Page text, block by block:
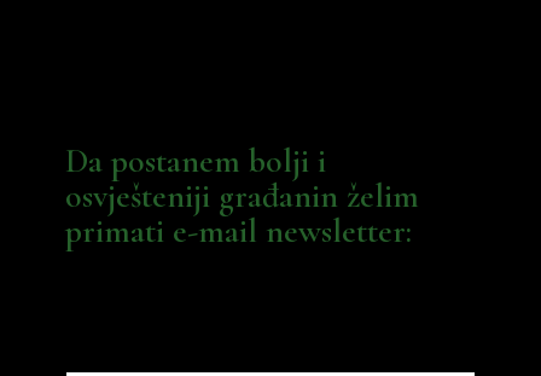
Da postanem bolji i
osvješteniji građanin želim
primati e-mail newsletter: